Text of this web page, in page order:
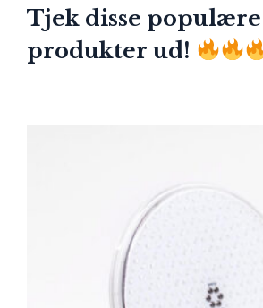
Tjek disse populære
produkter ud!